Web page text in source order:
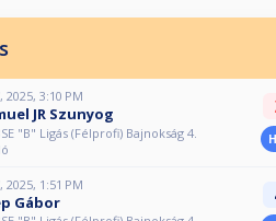
2025, 3:10 PM
JR Szunyog
"B" Ligás (Félprofi) Bajnokság 4.
2025, 1:51 PM
Gábor